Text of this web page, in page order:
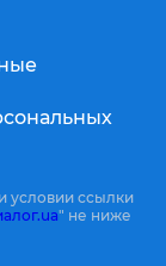
условии ссылки
" не ниже